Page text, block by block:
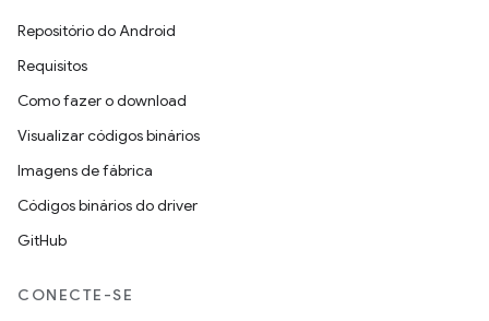
Repositório do Android
Requisitos
Como fazer o download
Visualizar códigos binários
Imagens de fábrica
Códigos binários do driver
GitHub
CONECTE-SE